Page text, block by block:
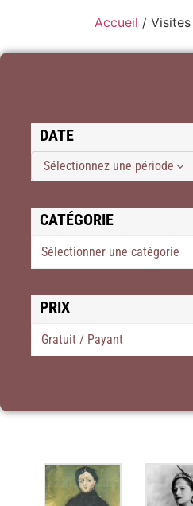
Accueil /
DATE
Sélectionnez une période
CATÉGORIE
Sélectionner une catégorie
PRIX
Gratuit / Payant